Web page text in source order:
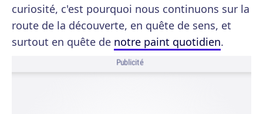
curiosité, c'est pourquoi nous continuons sur la
route de la découverte, en quête de sens, et
surtout en quête de notre paint quotidien.
Publicité